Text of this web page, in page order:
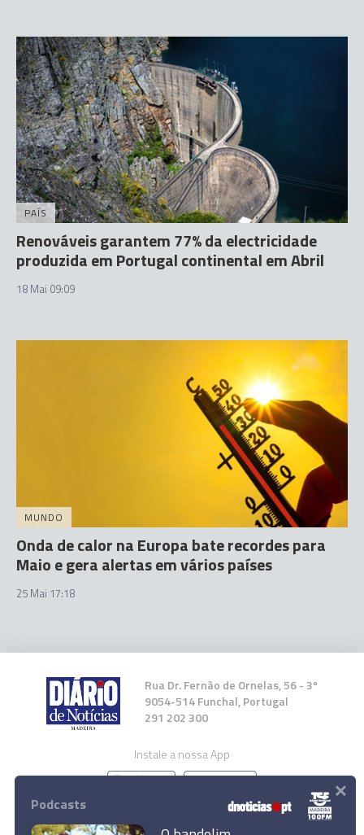
PAÍS
Renováveis garantem 77% da electricidade
produzida em Portugal continental em Abril
18 Mai 09:09
MUNDO
Onda de calor na Europa bate recordes para
Maio e gera alertas em vários países
25 Mai 17:18
Rua Dr. Fernão de Ornelas, 56 - 3º
9054-514 Funchal, Portugal
291 202 300
Instale a nossa App
Podcasts ×